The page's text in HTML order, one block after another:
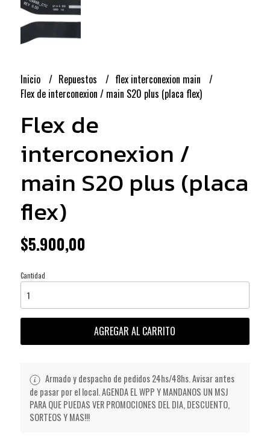
Inicio Repuestos
flex interconexion main
Flex de interconexion / main S20 plus (placa flex)
Flex de
interconexion /
main S20 plus (placa
flex)
$5.900,00
Cantidad
AGREGAR AL CARRITO
Armado y despacho de pedidos 24hs/48hs. Avisar antes
de pasar por el local. AGENDA EL WPP Y MANDANOS UN MSJ
PARA QUE PUEDAS VER PROMOCIONES DEL DIA, DESCUENTO,
SORTEOS Y MAS!!!